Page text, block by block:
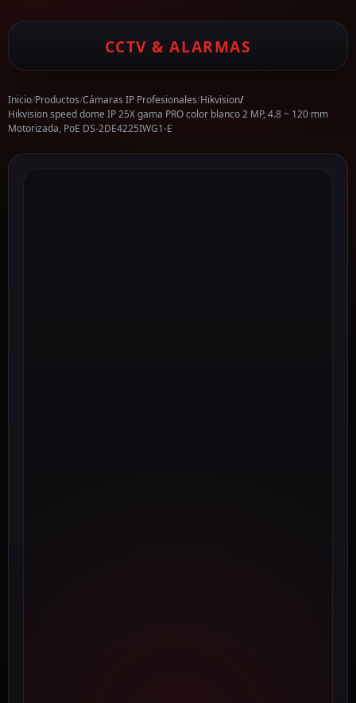
CCTV & ALARMAS
Inicio/Productos/Cámaras IP Profesionales/Hikvision/
Hikvision speed dome IP 25X gama PRO color blanco 2 MP, 4.8 ~ 120 mm
Motorizada, PoE DS-2DE4225IWG1-E